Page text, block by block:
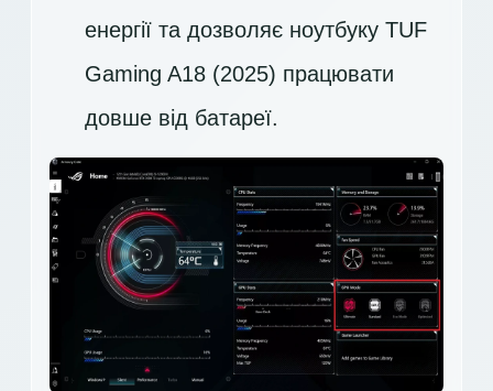
енергії та дозволяє ноутбуку TUF
Gaming A18 (2025) працювати
довше від батареї.